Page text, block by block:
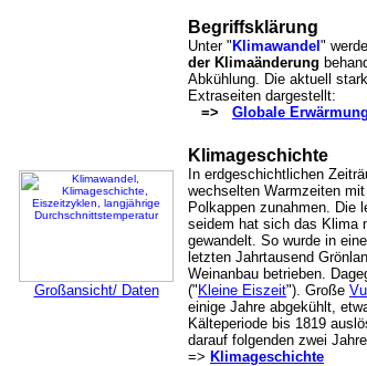
Begriffsklärung
Unter " Klimawandel "
der Klimaänderung
Abkühlung. Die aktuell
Extraseiten dargestellt:
=> Globale Erwärmung
Großansicht/ Daten
Klimageschichte
In erdgeschichtlichen
wechselten Warmzeiten
Polkappen zunahmen. Die
seidem hat sich das Klima
gewandelt. So wurde in
letzten Jahrtausend
Weinanbau betrieben.
(" Kleine Eiszeit"). Große
einige Jahre abgekühlt,
Kälteperiode bis 1819
darauf folgenden zwei
=> Klimageschichte